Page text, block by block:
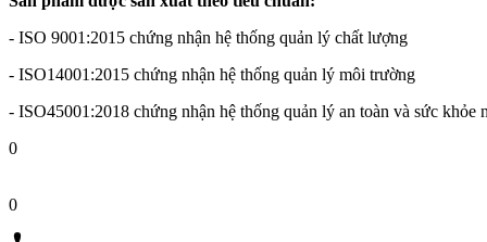
- ISO 9001:2015 chứng nhận hệ thống quản lý chất lượng
- ISO14001:2015 chứng nhận hệ thống quản lý môi trường
- ISO45001:2018 chứng nhận hệ thống quản lý an toàn và sức khỏe
0
0